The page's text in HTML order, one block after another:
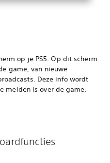
op je PS5. Op dit scherm
game, van nieuwe
Deze info wordt
melden is over de game.